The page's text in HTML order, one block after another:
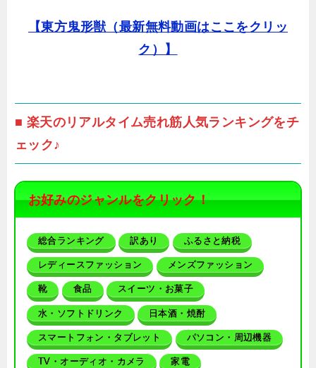
【東方鬼形獣（最新無料動画はここをクリッ
ク）】
■ 楽天のリアルタイム売れ筋人気ランキングをチ
ェック♪
お好みのジャンルをクリック！
総合ランキング 訳あり ふるさと納税
レディースファッション メンズファッション
靴 食品 スイーツ・お菓子
水・ソフトドリンク 日本酒・焼酎
スマートフォン・タブレット パソコン・周辺機器
TV・オーディオ・カメラ 家電